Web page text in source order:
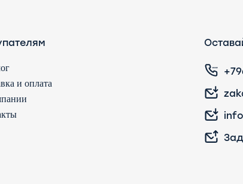
и оплата